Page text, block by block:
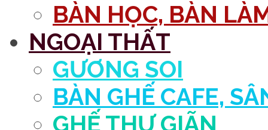
BÀN HỌC, BÀN
NGOẠI THẤT
GƯƠNG SOI
BÀN GHẾ CAFE,
GHẾ THƯ GIÃN